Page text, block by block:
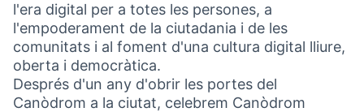
l'era digital per a totes les persones, a
l'empoderament de la ciutadania i de les
comunitats i al foment d'una cultura digital lliure,
oberta i democràtica.
Després d'un any d'obrir les portes del
Canòdrom a la ciutat, celebrem Canòdrom